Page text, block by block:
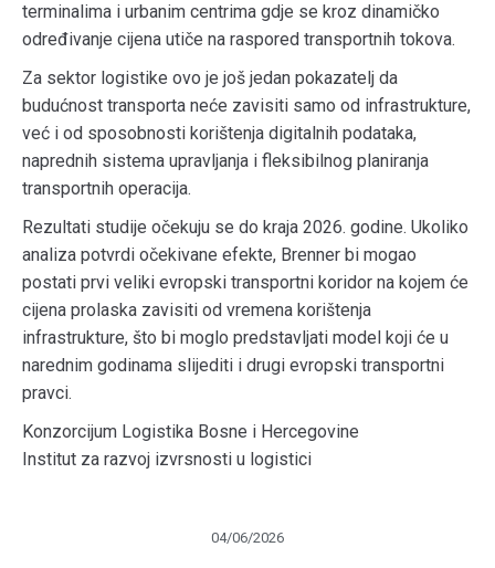
terminalima i urbanim centrima gdje se kroz dinamičko
određivanje cijena utiče na raspored transportnih tokova.
Za sektor logistike ovo je još jedan pokazatelj da
budućnost transporta neće zavisiti samo od infrastrukture,
već i od sposobnosti korištenja digitalnih podataka,
naprednih sistema upravljanja i fleksibilnog planiranja
transportnih operacija.
Rezultati studije očekuju se do kraja 2026. godine. Ukoliko
analiza potvrdi očekivane efekte, Brenner bi mogao
postati prvi veliki evropski transportni koridor na kojem će
cijena prolaska zavisiti od vremena korištenja
infrastrukture, što bi moglo predstavljati model koji će u
narednim godinama slijediti i drugi evropski transportni
pravci.
Konzorcijum Logistika Bosne i Hercegovine
Institut za razvoj izvrsnosti u logistici
04/06/2026